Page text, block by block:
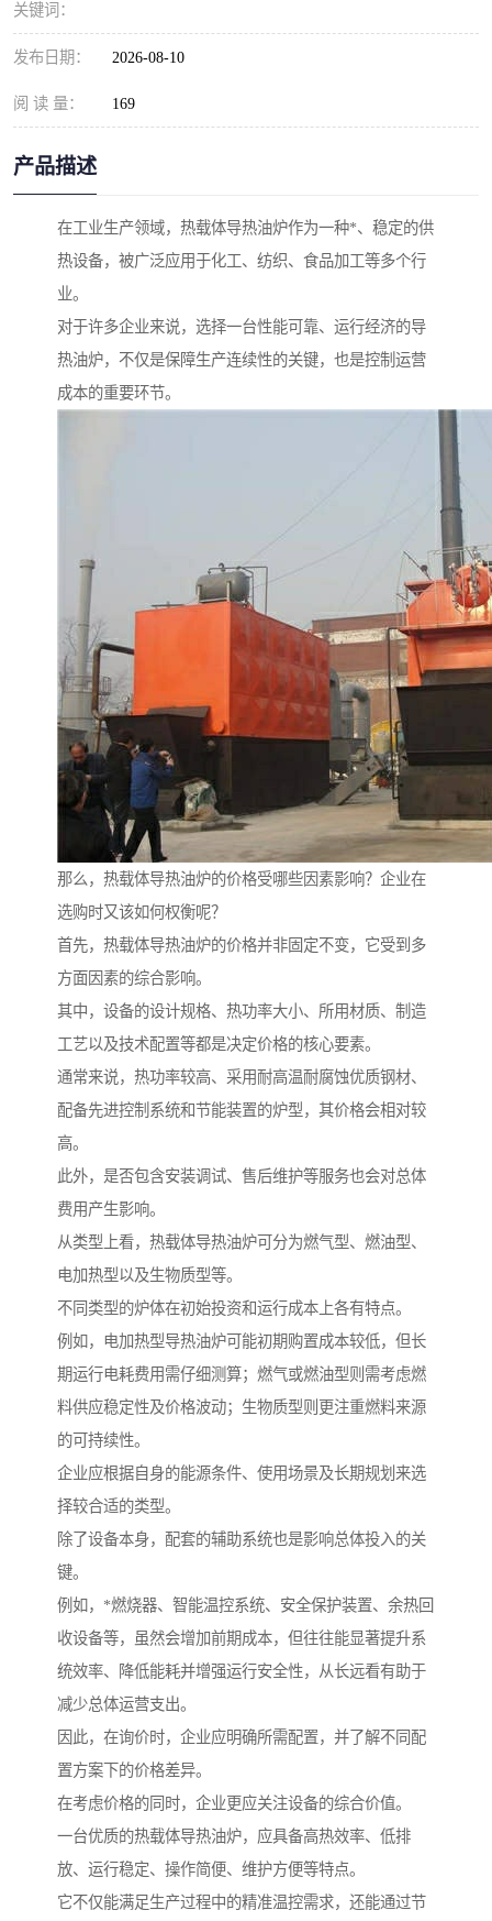
关键词：
发布日期： 2026-08-10
阅 读 量： 169
产品描述
在工业生产领域，热载体导热油炉作为一种*、稳定的供
热设备，被广泛应用于化工、纺织、食品加工等多个行
业。
对于许多企业来说，选择一台性能可靠、运行经济的导
热油炉，不仅是保障生产连续性的关键，也是控制运营
成本的重要环节。
那么，热载体导热油炉的价格受哪些因素影响？企业在
选购时又该如何权衡呢？
首先，热载体导热油炉的价格并非固定不变，它受到多
方面因素的综合影响。
其中，设备的设计规格、热功率大小、所用材质、制造
工艺以及技术配置等都是决定价格的核心要素。
通常来说，热功率较高、采用耐高温耐腐蚀优质钢材、
配备先进控制系统和节能装置的炉型，其价格会相对较
高。
此外，是否包含安装调试、售后维护等服务也会对总体
费用产生影响。
从类型上看，热载体导热油炉可分为燃气型、燃油型、
电加热型以及生物质型等。
不同类型的炉体在初始投资和运行成本上各有特点。
例如，电加热型导热油炉可能初期购置成本较低，但长
期运行电耗费用需仔细测算；燃气或燃油型则需考虑燃
料供应稳定性及价格波动；生物质型则更注重燃料来源
的可持续性。
企业应根据自身的能源条件、使用场景及长期规划来选
择较合适的类型。
除了设备本身，配套的辅助系统也是影响总体投入的关
键。
例如，*燃烧器、智能温控系统、安全保护装置、余热回
收设备等，虽然会增加前期成本，但往往能显著提升系
统效率、降低能耗并增强运行安全性，从长远看有助于
减少总体运营支出。
因此，在询价时，企业应明确所需配置，并了解不同配
置方案下的价格差异。
在考虑价格的同时，企业更应关注设备的综合价值。
一台优质的热载体导热油炉，应具备高热效率、低排
放、运行稳定、操作简便、维护方便等特点。
它不仅能满足生产过程中的精准温控需求，还能通过节